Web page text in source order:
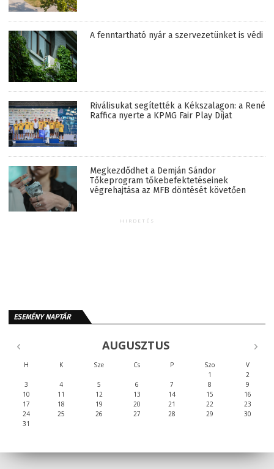
A fenntartható nyár a szervezetünket is védi
Riválisukat segítették a Kékszalagon: a René
Raffica nyerte a KPMG Fair Play Díjat
Megkezdődhet a Demján Sándor
Tőkeprogram tőkebefektetéseinek
végrehajtása az MFB döntését követően
HIRDETÉS
ESEMÉNY NAPTÁR
AUGUSZTUS
H K Sze Cs P Szo
V
1
2
3
4 5 6 7 8
9
10
11 12 13 14 15
16
17
18 19 20 21 22
23
24
25 26 27 28 29
30
31